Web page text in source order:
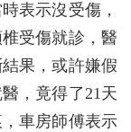
表示沒受傷，
受傷就診，醫
果，或許嫌假
，竟得了21天
車房師傅表示